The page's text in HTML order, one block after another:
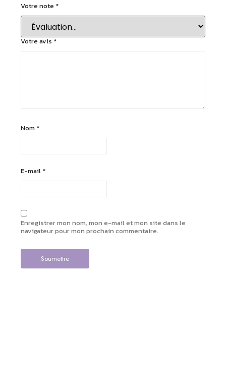
Votre note *
Votre avis *
Nom *
E-mail *
Enregistrer mon nom, mon e-mail et mon site dans le
navigateur pour mon prochain commentaire.